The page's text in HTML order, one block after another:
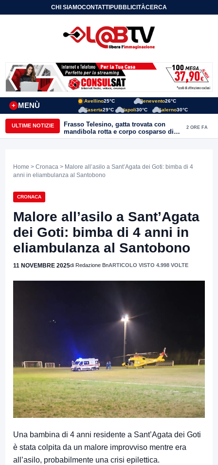
CHI SIAMOCONTATTIPUBBLICITÀCERCA
MENÙ
+
Avellino25°C Benevento26°C
Caserta29°C Napoli30°C Salerno30°C
ULTIME NOTIZIE
Frasso Telesino, gatta trovata con
mandibola rotta e corpo cosparso di
colla: “Atto di inaudita crudeltà”
2 ORE FA
Home > Cronaca > Malore all’asilo a Sant’Agata dei Goti: bimba di 4
anni in eliambulanza al Santobono
CRONACA
Malore all’asilo a Sant’Agata
dei Goti: bimba di 4 anni in
eliambulanza al Santobono
11 NOVEMBRE 2025di Redazione BnARTICOLO VISTO 4.998 VOLTE
Una bambina di 4 anni residente a Sant’Agata dei Goti
è stata colpita da un malore improvviso mentre era
all’asilo, probabilmente una crisi epilettica.